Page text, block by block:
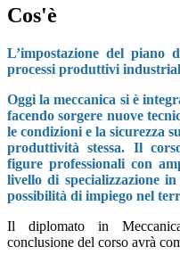
Cos'è
L’impostazione del piano
processi produttivi
Oggi la meccanica si è
facendo sorgere nuove
le condizioni e la sicurezza
produttività stessa. Il
figure professionali con
livello di specializzazione
possibilità di impiego nel
Il diplomato in
conclusione del corso avrà